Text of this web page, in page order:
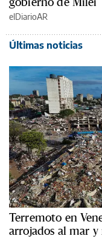
elDiarioAR
Últimas noticias
Terremoto en
arrojados al mar y